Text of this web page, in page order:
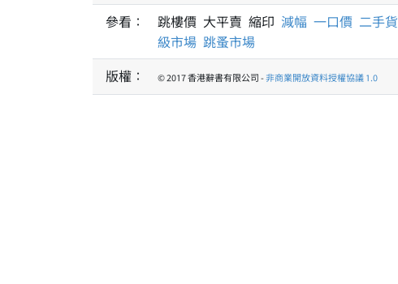
參看：
跳樓價 大平賣 縮印 減幅 一口價 二手貨
級市場 跳蚤市場
版權： © 2017 香港辭書有限公司 -非商業開放資料授權協議 1.0